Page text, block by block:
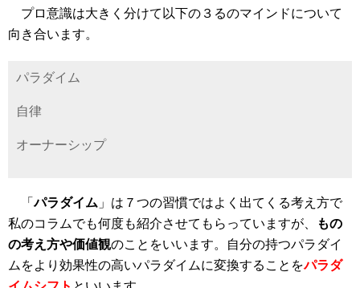
プロ意識は大きく分けて以下の３るのマインドについて
向き合います。
パラダイム
自律
オーナーシップ
「パラダイム 」は７つの習慣ではよく出てくる考え方で
私のコラムでも何度も紹介させてもらっていますが、
もの
の考え方や価値観のことをいいます。自分の持つパラダイ
ムをより効果性の高いパラダイムに変換することをパラダ